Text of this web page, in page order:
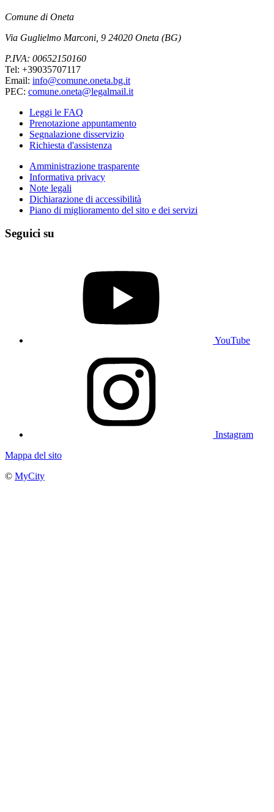
Comune di Oneta
Via Guglielmo Marconi, 9 24020 Oneta (BG)
P.IVA: 00652150160
Tel: +39035707117
Email: info@comune.oneta.bg.it
PEC: comune.oneta@legalmail.it
Leggi le FAQ
Prenotazione appuntamento
Segnalazione disservizio
Richiesta d'assistenza
Amministrazione trasparente
Informativa privacy
Note legali
Dichiarazione di accessibilità
Piano di miglioramento del sito e dei servizi
Seguici su
YouTube
Instagram
Mappa del sito
© MyCity